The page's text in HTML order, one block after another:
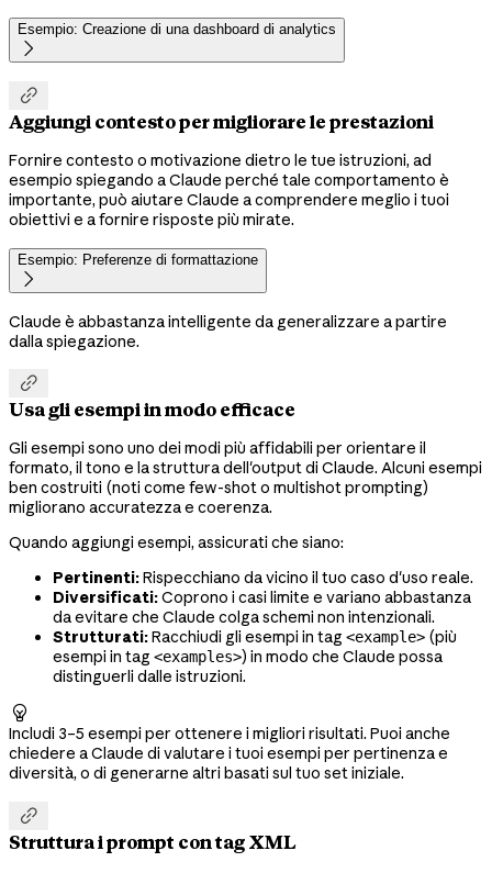
Esempio: Creazione di una dashboard di analytics


Aggiungi contesto per migliorare le prestazioni
Fornire contesto o motivazione dietro le tue istruzioni, ad
esempio spiegando a Claude perché tale comportamento è
importante, può aiutare Claude a comprendere meglio i tuoi
obiettivi e a fornire risposte più mirate.
Esempio: Preferenze di formattazione

Claude è abbastanza intelligente da generalizzare a partire
dalla spiegazione.

Usa gli esempi in modo efficace
Gli esempi sono uno dei modi più affidabili per orientare il
formato, il tono e la struttura dell'output di Claude. Alcuni esempi
ben costruiti (noti come few-shot o multishot prompting)
migliorano accuratezza e coerenza.
Quando aggiungi esempi, assicurati che siano:
Pertinenti:Rispecchiano da vicino il tuo caso d'uso reale.
Diversificati:Coprono i casi limite e variano abbastanza
da evitare che Claude colga schemi non intenzionali.
Strutturati:Racchiudi gli esempi in tag <example> (più
esempi in tag <examples>) in modo che Claude possa
distinguerli dalle istruzioni.

Includi 3–5 esempi per ottenere i migliori risultati. Puoi anche
chiedere a Claude di valutare i tuoi esempi per pertinenza e
diversità, o di generarne altri basati sul tuo set iniziale.

Struttura i prompt con tag XML